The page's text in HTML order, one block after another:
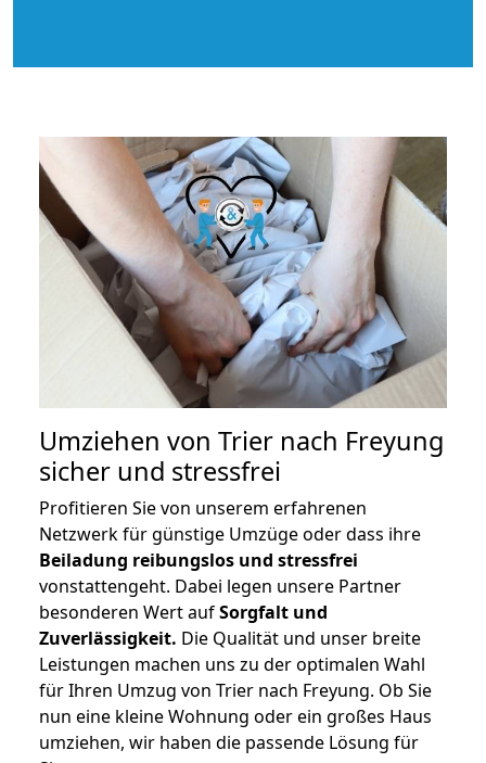
Umziehen von Trier nach Freyung
sicher und stressfrei
Profitieren Sie von unserem erfahrenen
Netzwerk für günstige Umzüge oder dass ihre
Beiladung reibungslos und stressfrei
vonstattengeht. Dabei legen unsere Partner
besonderen Wert aufSorgfalt und
Zuverlässigkeit. Die Qualität und unser breite
Leistungen machen uns zu der optimalen Wahl
für Ihren Umzug von Trier nach Freyung. Ob Sie
nun eine kleine Wohnung oder ein großes Haus
umziehen, wir haben die passende Lösung für